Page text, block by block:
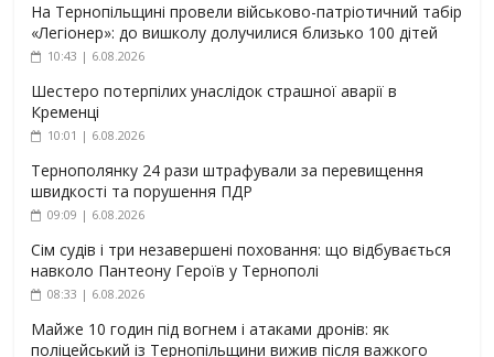
На Тернопільщині провели військово-патріотичний табір
«Легіонер»: до вишколу долучилися близько 100 дітей
10:43 | 6.08.2026
Шестеро потерпілих унаслідок страшної аварії в
Кременці
10:01 | 6.08.2026
Тернополянку 24 рази штрафували за перевищення
швидкості та порушення ПДР
09:09 | 6.08.2026
Сім судів і три незавершені поховання: що відбувається
навколо Пантеону Героїв у Тернополі
08:33 | 6.08.2026
Майже 10 годин під вогнем і атаками дронів: як
поліцейський із Тернопільщини вижив після важкого